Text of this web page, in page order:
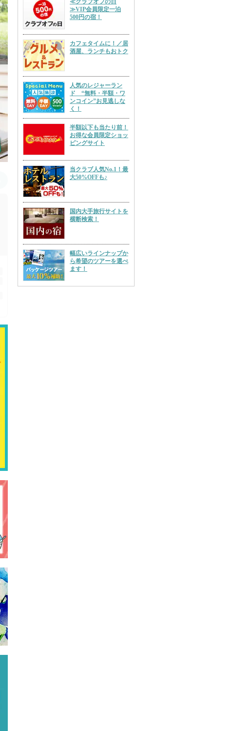
≪クラブオフの日
≫VIP会員限定一泊
500円の宿！
カフェタイムに！／居
酒屋、ランチもおトク
人気のレジャーラン
ド “無料・半額・ワ
ンコイン”お見逃しな
く！
半額以下も当たり前！
お得な会員限定ショッ
ピングサイト
当クラブ人気No.1！最
大50%OFFも♪
国内大手旅行サイトを
横断検索！
幅広いラインナップか
ら希望のツアーを選べ
ます！